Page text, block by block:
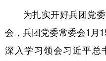
四川 贵州
陕西 甘肃
为扎实开好兵团党委
会，兵团党委常委会1月
深入学习领会习近平总